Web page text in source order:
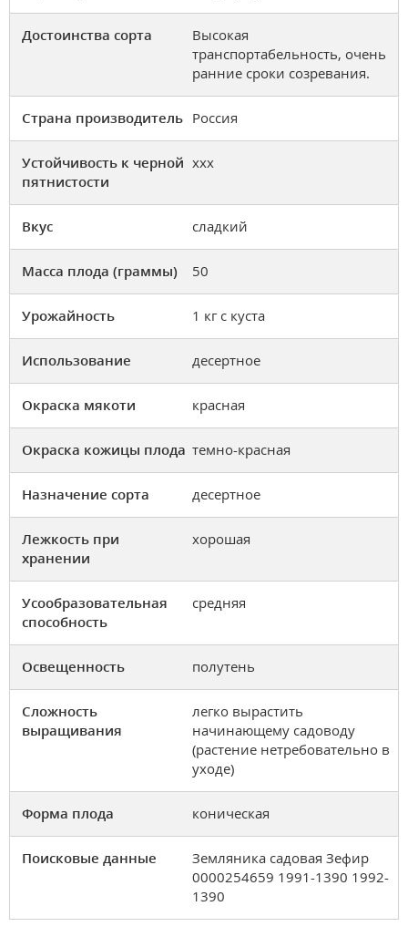
Достоинства сорта
Высокая
транспортабельность, очень
ранние сроки созревания.
Страна производитель Россия
Устойчивость к черной
пятнистости
ххх
Вкус сладкий
Масса плода (граммы) 50
Урожайность 1 кг с куста
Использование десертное
Окраска мякоти красная
Окраска кожицы плода темно-красная
Назначение сорта десертное
Лежкость при
хранении
хорошая
Усообразовательная
способность
средняя
Освещенность полутень
Сложность
выращивания
легко вырастить
начинающему садоводу
(растение нетребовательно в
уходе)
Форма плода коническая
Поисковые данные
Земляника садовая Зефир
0000254659 1991-1390 1992-
1390